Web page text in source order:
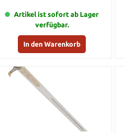
Artikel ist sofort ab Lager
verfügbar.
In den Warenkorb